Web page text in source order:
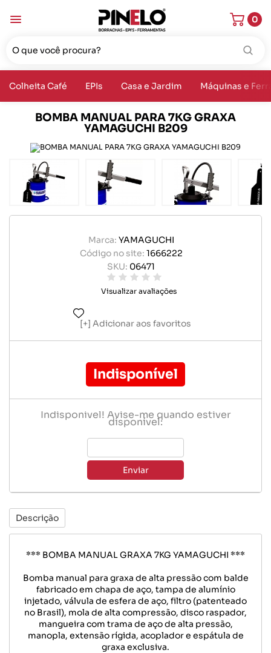
0
Colheita Café EPIs Casa e Jardim Máquinas e
BOMBA MANUAL PARA 7KG GRAXA
YAMAGUCHI B209
Marca: YAMAGUCHI
Código no site: 1666222
SKU: 06471
Visualizar avaliações
Adicionar aos favoritos
Indisponível
Indisponível! Avise-me quando estiver
disponível:
Enviar
Descrição
*** BOMBA MANUAL GRAXA 7KG YAMAGUCHI ***
Bomba manual para graxa de alta pressão com balde
fabricado em chapa de aço, tampa de alumínio
injetado, válvula de esfera de aço, filtro (patenteado
no Brasil), mola de alta compressão, disco raspador,
mangueira com trama de aço de alta pressão,
manopla, extensão rígida, acoplador e espátula de
graxa exclusiva.